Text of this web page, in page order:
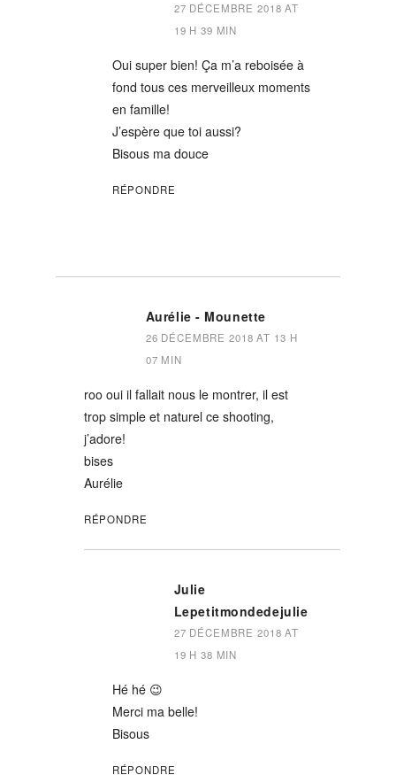
27 DÉCEMBRE 2018 AT
19 H 39 MIN
Oui super bien! Ça m’a reboisée à
fond tous ces merveilleux moments
en famille!
J’espère que toi aussi?
Bisous ma douce
RÉPONDRE
Aurélie - Mounette
26 DÉCEMBRE 2018 AT 13 H
07 MIN
roo oui il fallait nous le montrer, il est
trop simple et naturel ce shooting,
j’adore!
bises
Aurélie
RÉPONDRE
Julie
Lepetitmondedejulie
27 DÉCEMBRE 2018 AT
19 H 38 MIN
Hé hé 😉
Merci ma belle!
Bisous
RÉPONDRE